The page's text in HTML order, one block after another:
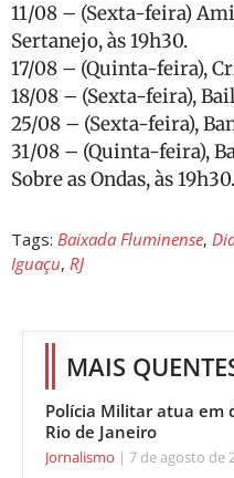
11/08 – (Sexta-feira)
Sertanejo, às 19h30.
17/08 – (Quinta-feira),
18/08 – (Sexta-feira),
25/08 – (Sexta-feira),
31/08 – (Quinta-feira),
Sobre as Ondas, às 19h30.
Tags: Baixada Fluminense,
Iguaçu, RJ
MAIS
Polícia Militar atua em
Rio de Janeiro
Jornalismo 7 de agosto de